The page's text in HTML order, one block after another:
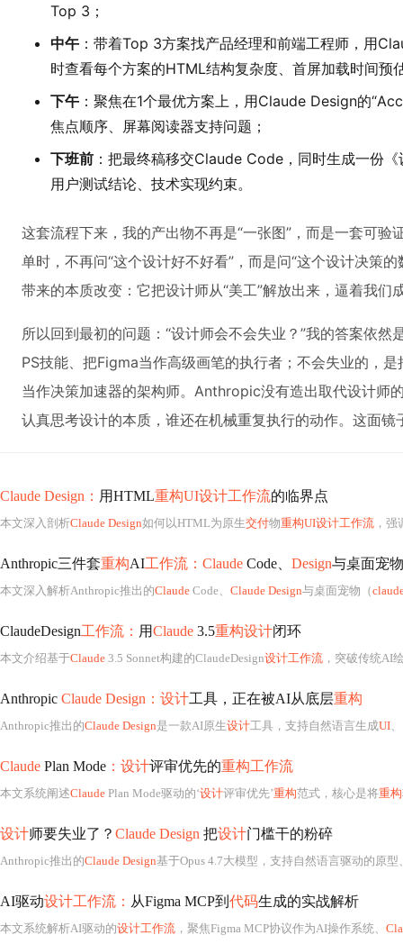
Top 3；
中午 ：带着Top 3方案找产品经理和前端工程师，用
时查看每个方案的HTML结构复杂度、首屏加载时间预
下午 ：聚焦在1个最优方案上，用Claude Design的
焦点顺序、屏幕阅读器支持问题；
下班前 ：把最终稿移交Claude Code，同时生成一份
用户测试结论、技术实现约束。
这套流程下来，我的产出物不再是“一张图”，而是一套可
单时，不再问“这个设计好不好看”，而是问“这个设计决策
带来的本质改变：它把设计师从“美工”解放出来，逼着我们
所以回到最初的问题：“设计师会不会失业？”我的答案依
PS技能、把Figma当作高级画笔的执行者；不会失业的，
当作决策加速器的架构师。Anthropic没有造出取代设计
认真思考设计的本质，谁还在机械重复执行的动作。这面镜
Claude Design： 用HTML重构UI设计工作流的临界点
本文深入剖析Claude Design如何以HTML为原生交付物重构UI设计工作流 ，
Anthropic三件套重构AI工作流：Claude Code、 Design与桌面宠
本文深入解析Anthropic推出的Claude Code、 Claude Design与桌面宠物（
ClaudeDesign工作流： 用Claude 3.5重构设计闭环
本文介绍基于Claude 3.5 Sonnet构建的ClaudeDesign设计工作流 ，突破传统AI绘图工具局
Anthropic Claude Design：设计工具，正在被AI从底层重构
Anthropic推出的Claude Design是一款AI原生设计工具，支持自然语言生成UI
Claude Plan Mode ：设计评审优先的重构工作流
本文系统阐述Claude Plan Mode驱动的‘设计评审优先’重构范式，核心是将重构
设计师要失业了？ Claude Design 把设计门槛干的粉碎
Anthropic推出的Claude Design基于Opus 4.7大模型，支持自然语言驱动的原型、落地页、3D渲染与shader特效生成；具备
AI驱动设计工作流： 从Figma MCP到 代码生成的实战解析
本文系统解析AI驱动的设计工作流 ，聚焦Figma MCP协议作为AI操作系统、